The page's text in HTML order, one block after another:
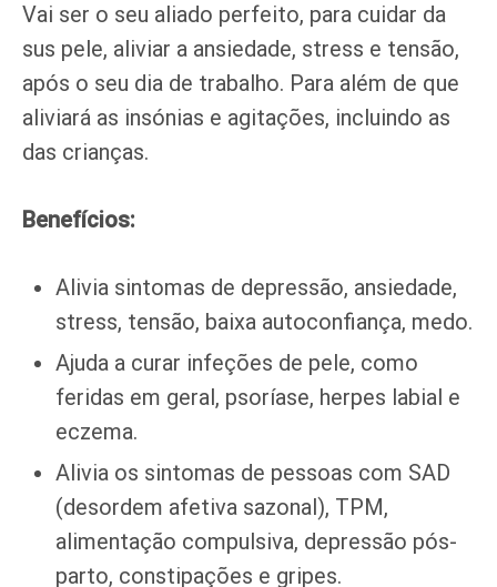
Vai ser o seu aliado perfeito, para cuidar da
sus pele, aliviar a ansiedade, stress e tensão,
após o seu dia de trabalho. Para além de que
aliviará as insónias e agitações, incluindo as
das crianças.
Benefícios:
Alivia sintomas de depressão, ansiedade,
stress, tensão, baixa autoconfiança, medo.
Ajuda a curar infeções de pele, como
feridas em geral, psoríase, herpes labial e
eczema.
Alivia os sintomas de pessoas com SAD
(desordem afetiva sazonal), TPM,
alimentação compulsiva, depressão pós-
parto, constipações e gripes.